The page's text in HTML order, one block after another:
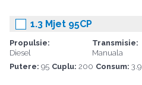
1.3 Mjet 95CP
Propulsie:
Diesel
Transmisie:
Manuala
Putere: 95 Cuplu: 200 Consum: 3.9